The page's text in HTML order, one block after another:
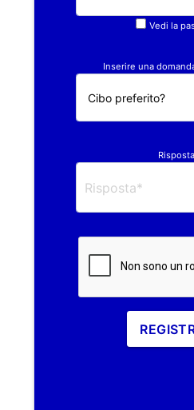
Vedi la
Inserire una